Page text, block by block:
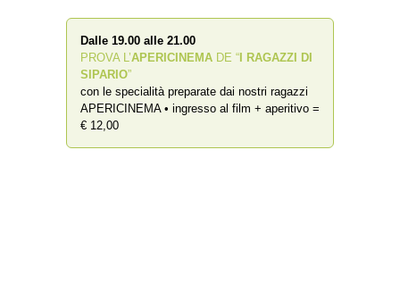
Dalle 19.00 alle 21.00
PROVA L’APERICINEMA DE “ I RAGAZZI DI
SIPARIO”
con le specialità preparate dai nostri ragazzi
APERICINEMA • ingresso al film + aperitivo =
€ 12,00